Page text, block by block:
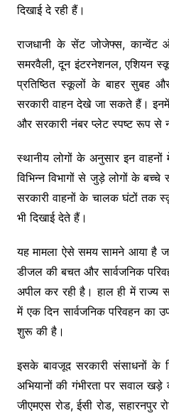
दिखाई दे रही हैं।
राजधानी के सेंट जोजेफ्स, कान्वेंट
समरवैली, दून इंटरनेशनल, एशियन
प्रतिष्ठित स्कूलों के बाहर सुबह
सरकारी वाहन देखे जा सकते हैं। इनमें
और सरकारी नंबर प्लेट स्पष्ट रूप से
स्थानीय लोगों के अनुसार इन वाहनों
विभिन्न विभागों से जुड़े लोगों के
सरकारी वाहनों के चालक घंटों तक
भी दिखाई देते हैं।
यह मामला ऐसे समय सामने आया है
डीजल की बचत और सार्वजनिक
अपील कर रही है। हाल ही में राज्य
में एक दिन सार्वजनिक परिवहन का
शुरू की है।
इसके बावजूद सरकारी संसाधनों के
अभियानों की गंभीरता पर सवाल
जीएमएस रोड, ईसी रोड, सहारनपुर